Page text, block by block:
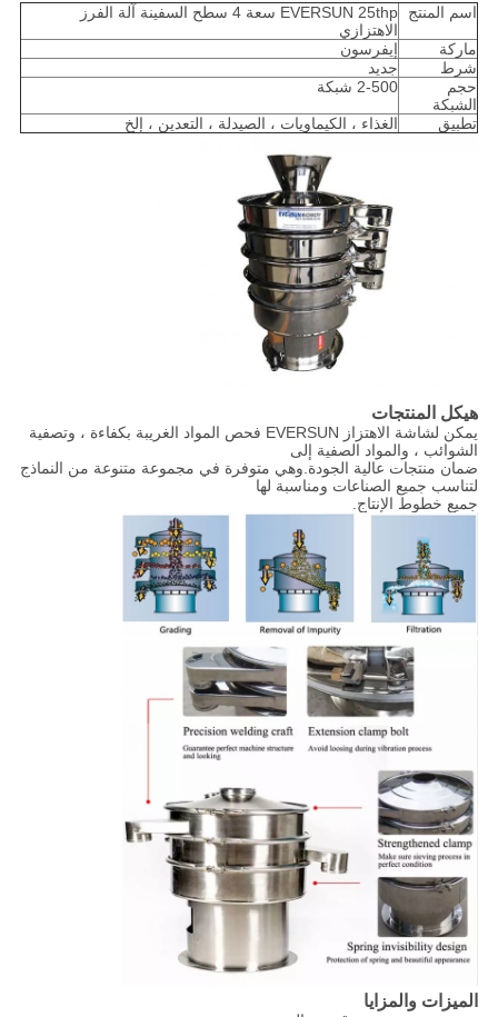
اسم المنتج
EVERSUN 25thp سعة 4 سطح السفينة آلة الفرز
الاهتزازي
ماركة
إيفرسون
شرط
جديد
حجم
الشبكة
2-500 شبكة
تطبيق الغذاء ، الكيماويات ، الصيدلة ، التعدين ، إلخ
هيكل المنتجات
يمكن لشاشة الاهتزاز EVERSUN فحص المواد الغريبة بكفاءة ، وتصفية
الشوائب ، والمواد الصفية إلى
ضمان منتجات عالية الجودة.وهي متوفرة في مجموعة متنوعة من النماذج
لتناسب جميع الصناعات ومناسبة لها
جميع خطوط الإنتاج.
الميزات والمزايا